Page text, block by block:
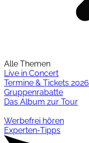
Alle Themen
Live in Concert
Termine & Tickets 2026
Gruppenrabatte
Das Album zur Tour
Werbefrei hören
Experten-Tipps